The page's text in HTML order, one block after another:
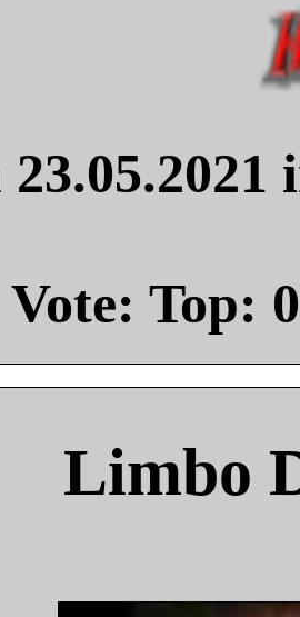
Vote: Top: 0
Limbo